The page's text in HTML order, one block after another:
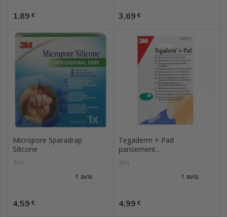
Prix
1,89 € Prix
3,69 €
Micropore Sparadrap
Silicone
3m
Prix
4,59 €
Tegaderm + Pad
pansement...
3m
Prix
4,99 €